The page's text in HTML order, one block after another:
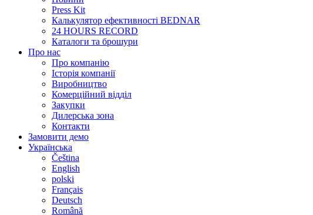
Press Kit
Калькулятор ефективності BEDNAR
24 HOURS RECORD
Каталоги та брошури
Про нас
Про компанію
Історія компанії
Виробництво
Комерційний відділ
Закупки
Дилерська зона
Контакти
Замовити демо
Українська
Čeština
English
polski
Français
Deutsch
Română